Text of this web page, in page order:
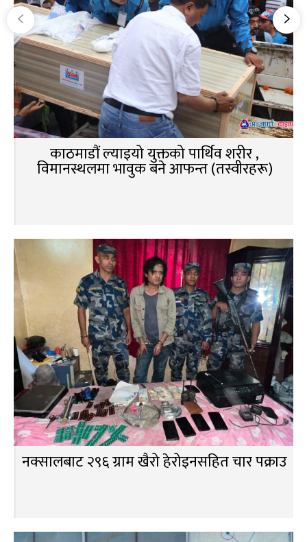
काठमाडौं ल्याइयो युक्तको पार्थिव शरीर ,
विमानस्थलमा भावुक बने आफन्त (तस्वीरहरू)
नक्सालबाट २९६ ग्राम खैरो हेरोइनसहित चार पक्राउ